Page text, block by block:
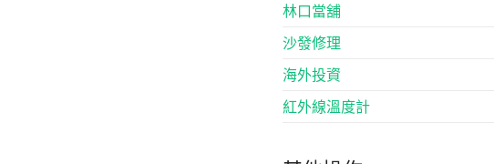
林口當舖
沙發修理
海外投資
紅外線溫度計